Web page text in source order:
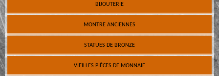
BIJOUTERIE
MONTRE ANCIENNES
STATUES DE BRONZE
VIEILLES PIÈCES DE MONNAIE